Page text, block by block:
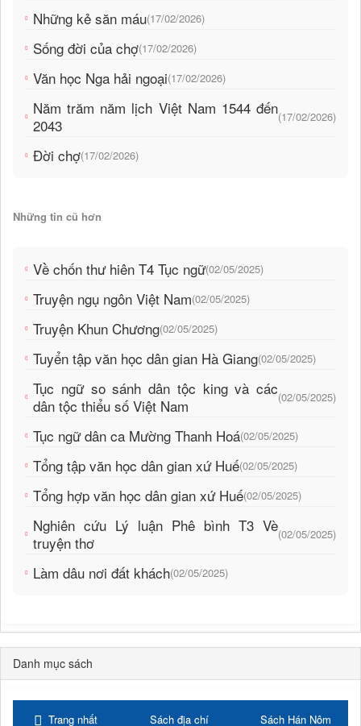
Những kẻ săn máu(17/02/2026)
Sống đời của chợ(17/02/2026)
Văn học Nga hải ngoại(17/02/2026)
Năm trăm năm lịch Việt Nam 1544 đến
2043
(17/02/2026)
Đời chợ(17/02/2026)
Những tin cũ hơn
Về chốn thư hiên T4 Tục ngữ(02/05/2025)
Truyện ngụ ngôn Việt Nam(02/05/2025)
Truyện Khun Chương(02/05/2025)
Tuyển tập văn học dân gian Hà Giang(02/05/2025)
Tục ngữ so sánh dân tộc king và các
dân tộc thiểu số Việt Nam
(02/05/2025)
Tục ngữ dân ca Mường Thanh Hoá(02/05/2025)
Tổng tập văn học dân gian xứ Huế(02/05/2025)
Tổng hợp văn học dân gian xứ Huế(02/05/2025)
Nghiên cứu Lý luận Phê bình T3 Vè
truyện thơ
(02/05/2025)
Làm dâu nơi đất khách(02/05/2025)
Danh mục sách
Trang nhất Sách địa chí Sách Hán Nôm